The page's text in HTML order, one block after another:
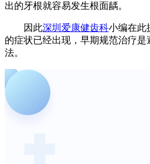
出的牙根就容易发生根面龋。
因此深圳爱康健齿科小编在此
的症状已经出现，早期规范治疗
法。